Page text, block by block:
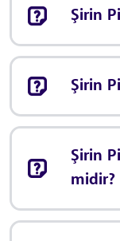
Şirin
Şirin
Şirin
midir?